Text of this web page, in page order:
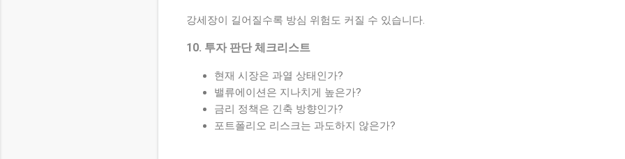
강세장이 길어질수록 방심 위험도 커질 수 있습니다.
10. 투자 판단 체크리스트
현재 시장은 과열 상태인가?
밸류에이션은 지나치게 높은가?
금리 정책은 긴축 방향인가?
포트폴리오 리스크는 과도하지 않은가?